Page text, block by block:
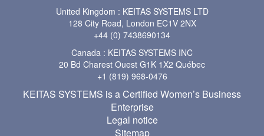
United Kingdom : KEITAS SYSTEMS LTD
128 City Road, London EC1V 2NX
+44 (0) 7438690134
Canada : KEITAS SYSTEMS INC
20 Bd Charest Ouest G1K 1X2 Québec
+1 (819) 968-0476
KEITAS SYSTEMS is a Certified Women’s Business
Enterprise
Legal notice
Sitemap